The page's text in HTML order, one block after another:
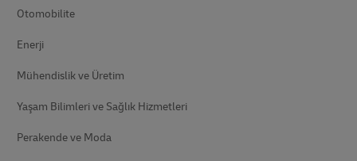
Otomobilite
Enerji
Mühendislik ve Üretim
Yaşam Bilimleri ve Sağlık Hizmetleri
Perakende ve Moda